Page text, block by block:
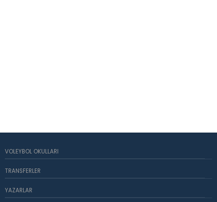
VOLEYBOL OKULLARI
TRANSFERLER
YAZARLAR